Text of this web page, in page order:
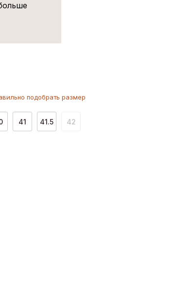
подобрать размер
41 41.5 42